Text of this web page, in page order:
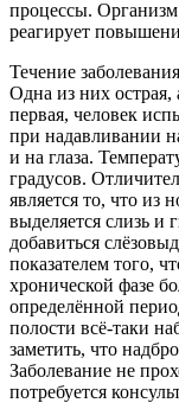
процессы.
реагирует
Течение
Одна из них острая,
первая, человек
при надавливании
и на глаза.
градусов.
является то, что из
выделяется слизь
добавиться
показателем того,
хронической фазе
определённой
полости всё-таки
заметить, что
Заболевание не
потребуется